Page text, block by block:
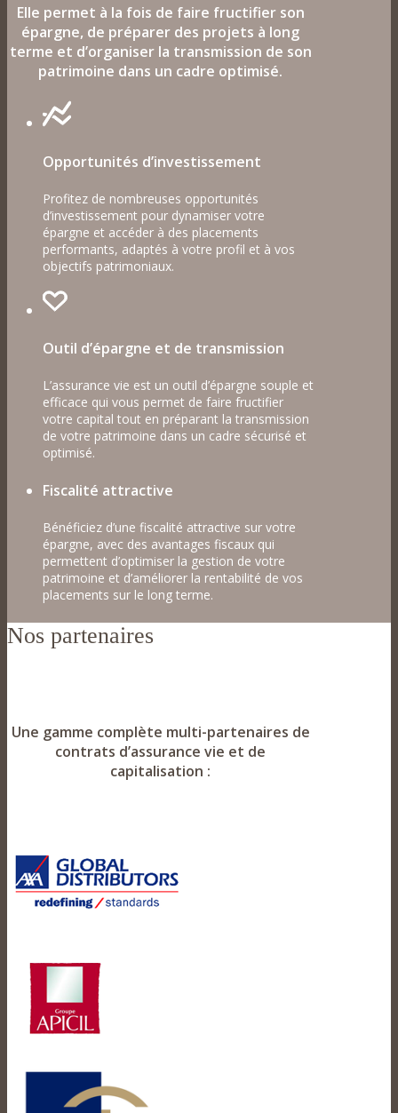
Elle permet à la fois de faire fructifier son
épargne, de préparer des projets à long
terme et d’organiser la transmission de son
patrimoine dans un cadre optimisé.
Opportunités d’investissement
Profitez de nombreuses opportunités
d’investissement pour dynamiser votre
épargne et accéder à des placements
performants, adaptés à votre profil et à vos
objectifs patrimoniaux.
Outil d’épargne et de transmission
L’assurance vie est un outil d’épargne souple et
efficace qui vous permet de faire fructifier
votre capital tout en préparant la transmission
de votre patrimoine dans un cadre sécurisé et
optimisé.
Fiscalité attractive
Bénéficiez d’une fiscalité attractive sur votre
épargne, avec des avantages fiscaux qui
permettent d’optimiser la gestion de votre
patrimoine et d’améliorer la rentabilité de vos
placements sur le long terme.
Nos partenaires
Une gamme complète multi-partenaires de
contrats d’assurance vie et de
capitalisation :